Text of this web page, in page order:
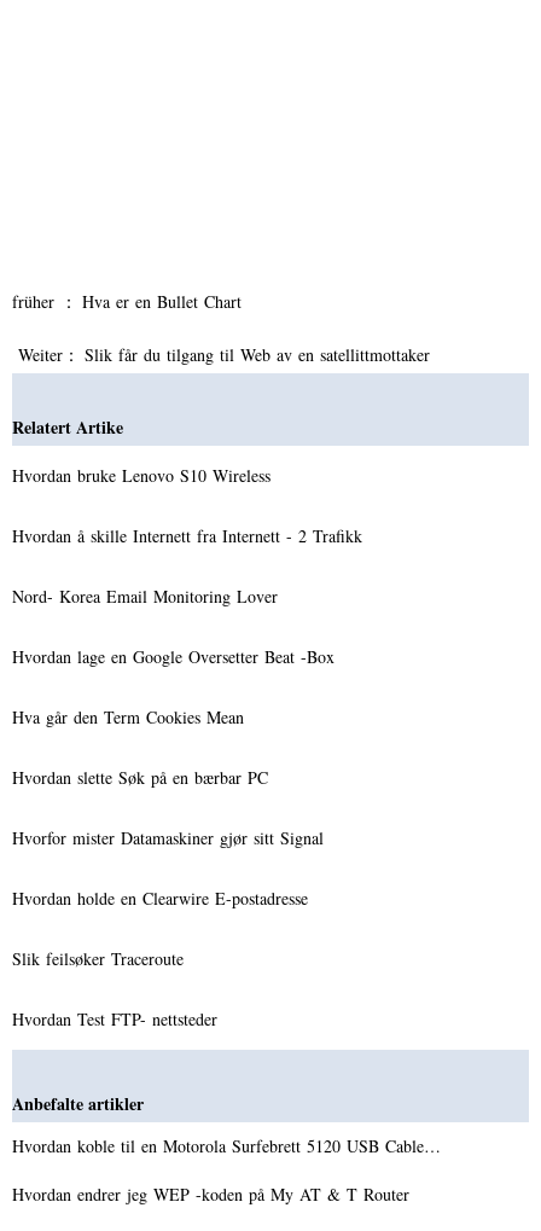
früher ： Hva er en Bullet Chart
Weiter： Slik får du tilgang til Web av en satellittmottaker
Relatert Artike
Hvordan bruke Lenovo S10 Wireless
Hvordan å skille Internett fra Internett - 2 Trafikk
Nord- Korea Email Monitoring Lover
Hvordan lage en Google Oversetter Beat -Box
Hva går den Term Cookies Mean
Hvordan slette Søk på en bærbar PC
Hvorfor mister Datamaskiner gjør sitt Signal
Hvordan holde en Clearwire E-postadresse
Slik feilsøker Traceroute
Hvordan Test FTP- nettsteder
Anbefalte artikler
Hvordan koble til en Motorola Surfebrett 5120 USB Cable…
Hvordan endrer jeg WEP -koden på My AT & T Router